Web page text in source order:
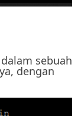
sebuah
dengan